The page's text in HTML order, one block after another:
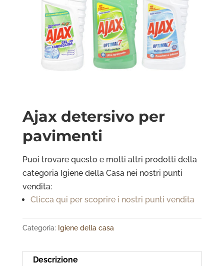
Ajax detersivo per
pavimenti
Puoi trovare questo e molti altri prodotti della
categoria Igiene della Casa nei nostri punti
vendita:
Clicca qui per scoprire i nostri punti vendita
Categoria: Igiene della casa
Descrizione